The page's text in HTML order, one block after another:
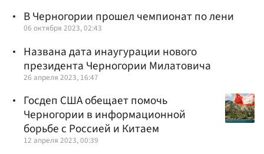
В Черногории прошел чемпионат по лени
06 октября 2023, 02:43
Названа дата инаугурации нового
президента Черногории Милатовича
26 апреля 2023, 16:47
Госдеп США обещает помочь
Черногории в информационной
борьбе с Россией и Китаем
12 апреля 2023, 00:39